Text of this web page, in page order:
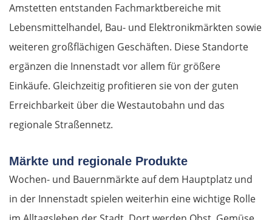
Amstetten entstanden Fachmarktbereiche mit
Lebensmittelhandel, Bau- und Elektronikmärkten sowie
weiteren großflächigen Geschäften. Diese Standorte
ergänzen die Innenstadt vor allem für größere
Einkäufe. Gleichzeitig profitieren sie von der guten
Erreichbarkeit über die Westautobahn und das
regionale Straßennetz.
Märkte und regionale Produkte
Wochen- und Bauernmärkte auf dem Hauptplatz und
in der Innenstadt spielen weiterhin eine wichtige Rolle